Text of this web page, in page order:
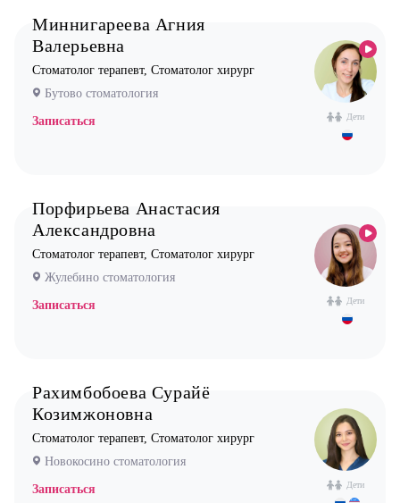
Дети
Миннигареева Агния
Валерьевна
Стоматолог терапевт, Стоматолог хирург
Бутово стоматология
Записаться
Дети
Порфирьева Анастасия
Александровна
Стоматолог терапевт, Стоматолог хирург
Жулебино стоматология
Записаться
Дети
Рахимбобоева Сурайё
Козимжоновна
Стоматолог терапевт, Стоматолог хирург
Новокосино стоматология
Записаться